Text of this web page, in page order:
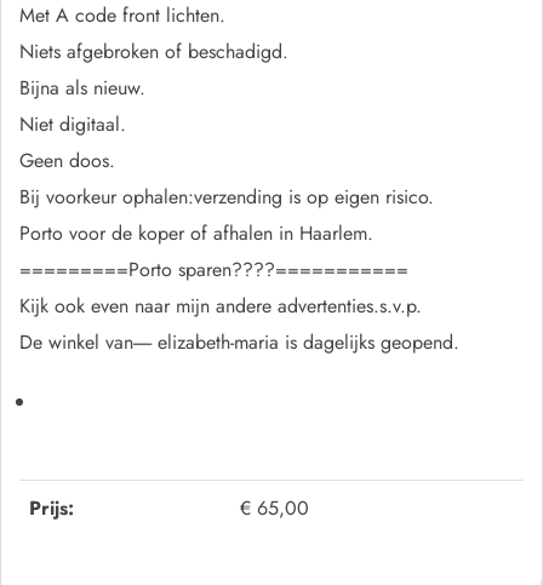
Prijs: € 65,00
Met A code front lichten.
Niets afgebroken of beschadigd.
Bijna als nieuw.
Niet digitaal.
Geen doos.
Bij voorkeur ophalen:verzending is op eigen risico.
Porto voor de koper of afhalen in Haarlem.
=========Porto sparen????===========
Kijk ook even naar mijn andere advertenties.s.v.p.
De winkel van----- elizabeth-maria is dagelijks geopend.